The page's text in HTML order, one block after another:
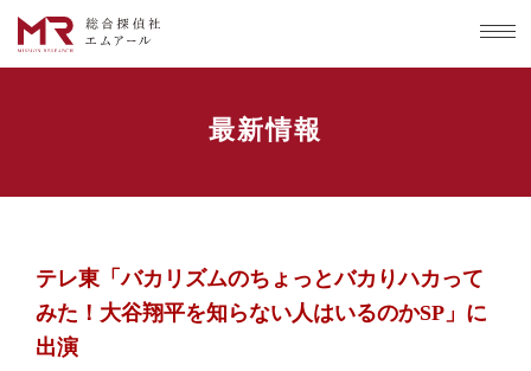
最新情報
テレ東「バカリズムのちょっとバカりハカって
みた！大谷翔平を知らない人はいるのかSP」に
出演